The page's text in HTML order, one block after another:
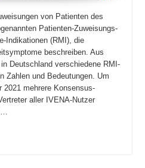
von Patienten des
Patienten-Zuweisungs-
Indikationen (RMI), die
beschreiben. Aus
Deutschland verschiedene RMI-
Zahlen und Bedeutungen. Um
mehrere Konsensus-
aller IVENA-Nutzer
…